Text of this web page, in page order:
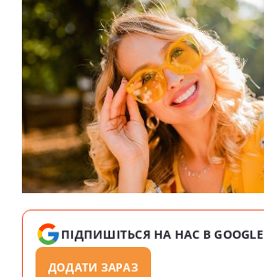
ПІДПИШІТЬСЯ НА НАС В GOOGLE
ДОДАТИ ЗАРАЗ